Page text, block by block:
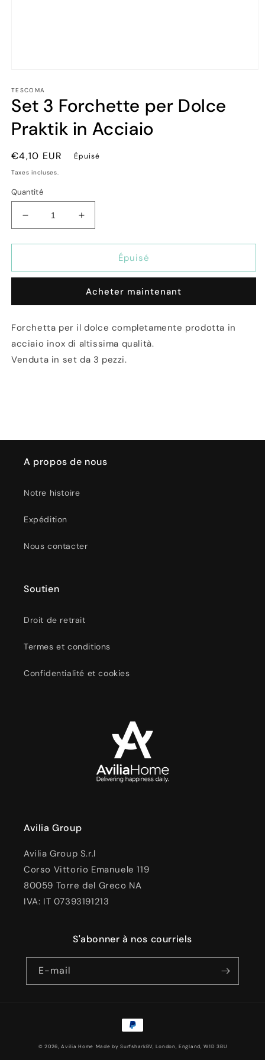
média
1
dans
fenêtre
modale
TESCOMA
Set 3 Forchette per Dolce
Praktik in Acciaio
Prix
habituel
€4,10 EUR Épuisé
Taxes incluses.
Quantité
Réduire
la
quantité
Set
per
Praktik
in
Acciaio
Augmenter
la
quantité
Set
Forchette
per
Praktik
in
Acciaio
Épuisé
Acheter maintenant
Forchetta per il dolce completamente prodotta in
acciaio inox di altissima qualità.
Venduta in set da 3 pezzi.
A propos de nous
Notre histoire
Expédition
Nous contacter
Soutien
Droit de retrait
Termes et conditions
Confidentialité et cookies
Avilia Group
Avilia Group S.r.l
Corso Vittorio Emanuele 119
80059 Torre del Greco NA
IVA: IT 07393191213
S'abonner à nos courriels
E-mail
Moyens
de
paiement
© 2026, Avilia Home Made by SurfsharkBV, London, England, W1D 3BU